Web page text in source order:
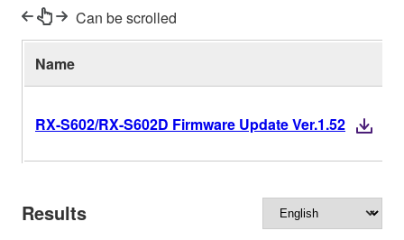
Can be scrolled
Name
RX-S602/RX-S602D Firmware Update Ver.1.52
Results